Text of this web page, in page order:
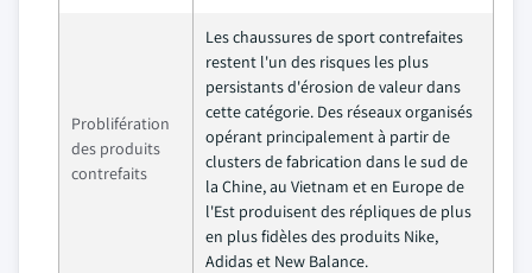
Problifération
des produits
contrefaits
Les chaussures de sport contrefaites
restent l'un des risques les plus
persistants d'érosion de valeur dans
cette catégorie. Des réseaux organisés
opérant principalement à partir de
clusters de fabrication dans le sud de
la Chine, au Vietnam et en Europe de
l'Est produisent des répliques de plus
en plus fidèles des produits Nike,
Adidas et New Balance.